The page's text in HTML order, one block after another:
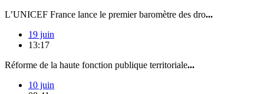
L’UNICEF France lance le premier baromètre des dro...
19 juin
13:17
Réforme de la haute fonction publique territoriale...
10 juin